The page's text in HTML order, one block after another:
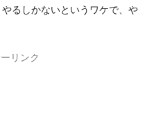
るしかないというワケで、や
リンク